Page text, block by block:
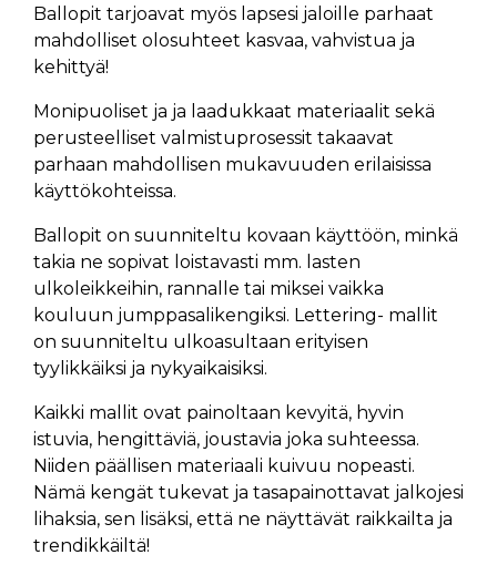
Ballopit tarjoavat myös lapsesi jaloille parhaat
mahdolliset olosuhteet kasvaa, vahvistua ja
kehittyä!
Monipuoliset ja ja laadukkaat materiaalit sekä
perusteelliset valmistuprosessit takaavat
parhaan mahdollisen mukavuuden erilaisissa
käyttökohteissa.
Ballopit on suunniteltu kovaan käyttöön, minkä
takia ne sopivat loistavasti mm. lasten
ulkoleikkeihin, rannalle tai miksei vaikka
kouluun jumppasalikengiksi. Lettering- mallit
on suunniteltu ulkoasultaan erityisen
tyylikkäiksi ja nykyaikaisiksi.
Kaikki mallit ovat painoltaan kevyitä, hyvin
istuvia, hengittäviä, joustavia joka suhteessa.
Niiden päällisen materiaali kuivuu nopeasti.
Nämä kengät tukevat ja tasapainottavat jalkojesi
lihaksia, sen lisäksi, että ne näyttävät raikkailta ja
trendikkäiltä!